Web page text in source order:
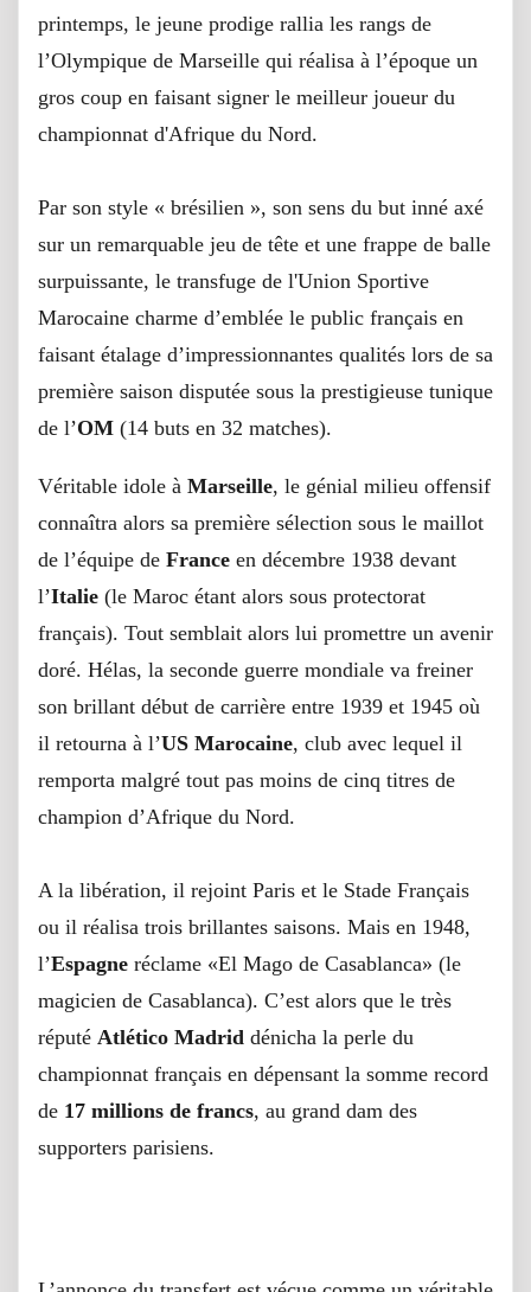
printemps, le jeune prodige rallia les rangs de
l’Olympique de Marseille qui réalisa à l’époque un
gros coup en faisant signer le meilleur joueur du
championnat d'Afrique du Nord.
Par son style « brésilien », son sens du but inné axé
sur un remarquable jeu de tête et une frappe de balle
surpuissante, le transfuge de l'Union Sportive
Marocaine charme d’emblée le public français en
faisant étalage d’impressionnantes qualités lors de sa
première saison disputée sous la prestigieuse tunique
de l’OM (14 buts en 32 matches).
Véritable idole à Marseille, le génial milieu offensif
connaîtra alors sa première sélection sous le maillot
de l’équipe de France en décembre 1938 devant
l’Italie (le Maroc étant alors sous protectorat
français). Tout semblait alors lui promettre un avenir
doré. Hélas, la seconde guerre mondiale va freiner
son brillant début de carrière entre 1939 et 1945 où
il retourna à l’US Marocaine, club avec lequel il
remporta malgré tout pas moins de cinq titres de
champion d’Afrique du Nord.
A la libération, il rejoint Paris et le Stade Français
ou il réalisa trois brillantes saisons. Mais en 1948,
l’Espagne réclame «El Mago de Casablanca» (le
magicien de Casablanca). C’est alors que le très
réputé Atlético Madrid dénicha la perle du
championnat français en dépensant la somme record
de 17 millions de francs, au grand dam des
supporters parisiens.